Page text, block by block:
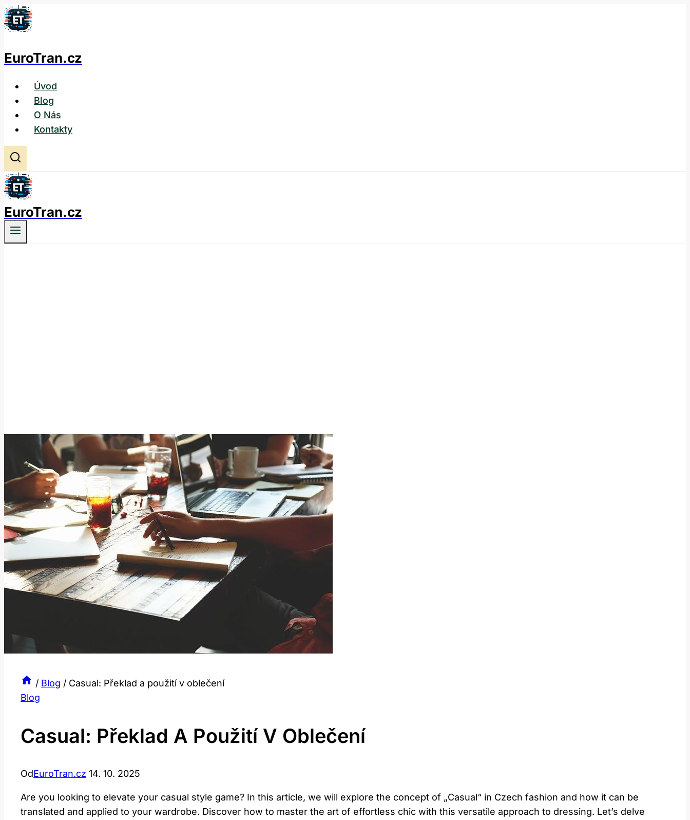
Přeskočit
na
EuroTran.cz
Úvod
Blog
O Nás
Kontakty
EuroTran.cz
/ Blog / Casual: Překlad a použití v oblečení
Blog
Casual: Překlad A Použití V Oblečení
OdEuroTran.cz 14. 10. 2025
Are you looking to elevate your casual style game? In this article, we will explore the concept of „Casual“ in Czech fashion and how it can be
translated and applied to your wardrobe. Discover how to master the art of effortless chic with this versatile approach to dressing. Let’s delve